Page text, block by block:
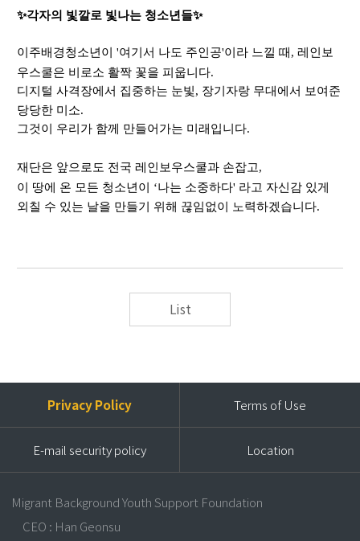
✨각자의 빛깔로 빛나는 청소년들✨
이주배경청소년이'여기서 나도 주인공'이라 느낄 때,레인보
우스쿨은 비로소 활짝 꽃을 피웁니다.
디지털 사격장에서 집중하는 눈빛, 장기자랑 무대에서 보여준
당당한 미소.
그것이 우리가 함께 만들어가는 미래입니다.
재단은 앞으로도 전국 레인보우스쿨과 손잡고,
이 땅에 온 모든 청소년이 ‘나는 소중하다' 라고 자신감 있게
외칠 수 있는 날을 만들기 위해 끊임없이 노력하겠습니다.
List
Privacy Policy Terms of Use
E-mail security policy Location
Migrant Background Youth Support Foundation
CEO : Han Geonsu